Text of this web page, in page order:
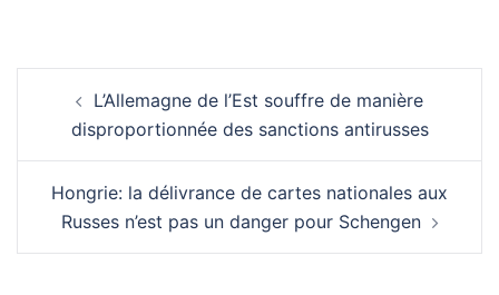
d’articleL’Allemagne de l’Est souffre de manière
disproportionnée des sanctions antirusses
Hongrie: la délivrance de cartes nationales aux
Russes n’est pas un danger pour Schengen